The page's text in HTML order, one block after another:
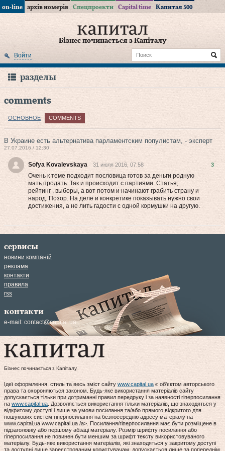
on-line архів номерів Спецпроекти Capital time Капитал 500
Бізнес починається з Капіталу
Войти
разделы
comments
ОСНОВНОЕ COMMENTS
В Украине есть альтернатива парламентским популистам, - эксперт
27.07.2016 / 12:30
Sofya Kovalevskaya 31 июля 2016, 07:58
Очень к теме подходит пословица готов за деньги родную
мать продать. Так и происходит с партиями. Статья,
рейтинг , выборы, а вот потом и начинают грабить страну и
народ. Позор. На деле и конкретике показывать нужно свои
достижения, а не лить гадости с одной кормушки на другую.
3
сервисы
новини компаній
реклама
контакти
правила
rss
контакти
e-mail: contact@capital.ua
Бізнес починається з Капіталу
Ідеї оформлення, стиль та весь зміст сайту www.capital.ua є об'єктом авторського
права та охороняються законом. Будь-яке використання матеріалів сайту
допускається тільки при дотриманні правил передруку і за наявності гіперпосилання
на www.capital.ua . Дозволяється використання тільки матеріалів, що знаходяться у
відкритому доступі і лише за умови посилання та/або прямого відкритого для
пошукових систем гіперпосилання на безпосередню адресу матеріалу на
www.capital.ua www.capital.ua /a>. Посилання/гіперпосилання має бути розміщене в
підзаголовку або першому абзаці матеріалу. Розмір шрифту посилання або
гіперпосилання не повинен бути меншим за шрифт тексту використовуваного
матеріалу. Будь-яке використання матеріалів, які знаходяться у закритому доступі
та доступні лише зареєстрованим користувачам, допускається лише за попереднім